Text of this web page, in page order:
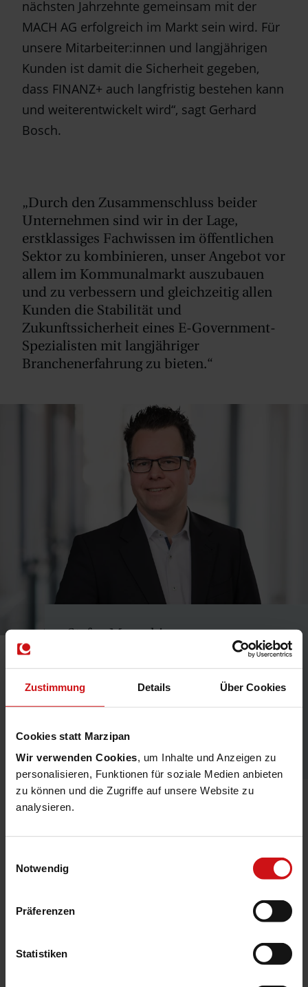
Zustimmung Details Über Cookies
Cookies statt Marzipan
Wir verwenden Cookies, um Inhalte und Anzeigen zu
personalisieren, Funktionen für soziale Medien anbieten
zu können und die Zugriffe auf unsere Website zu
analysieren.
Notwendig
Präferenzen
Statistiken
nächsten Jahrzehnte gemeinsam mit der
MACH AG erfolgreich im Markt sein wird. Für
unsere Mitarbeiter:innen und langjährigen
Kunden ist damit die Sicherheit gegeben,
dass FINANZ+ auch langfristig bestehen kann
und weiterentwickelt wird“, sagt Gerhard
Bosch.
„Durch den Zusammenschluss beider
Unternehmen sind wir in der Lage,
erstklassiges Fachwissen im öffentlichen
Sektor zu kombinieren, unser Angebot vor
allem im Kommunalmarkt auszubauen
und zu verbessern und gleichzeitig allen
Kunden die Stabilität und
Zukunftssicherheit eines E-Government-
Spezialisten mit langjähriger
Branchenerfahrung zu bieten.“
Stefan Mensching
Der Vorstand Beratung zeichnet bei
MACH für das Consulting, das
Projektmanagement und die
verantwortlich.
FINANZ+ und MACH ERP. Passende
modulare Finanzmanagement-Software
MACH ERP-Lösung gerade für Kommunen,